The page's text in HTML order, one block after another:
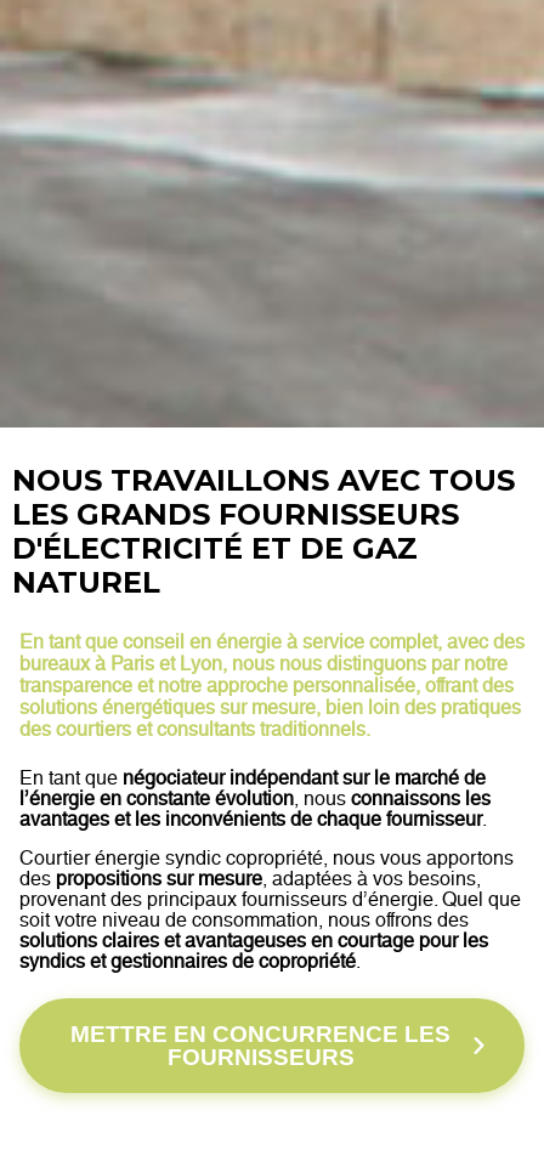
NOUS TRAVAILLONS AVEC TOUS
LES GRANDS FOURNISSEURS
D'ÉLECTRICITÉ ET DE GAZ
NATUREL
En tant que conseil en énergie à service complet, avec des
bureaux à Paris et Lyon, nous nous distinguons par notre
transparence et notre approche personnalisée, offrant des
solutions énergétiques sur mesure, bien loin des pratiques
des courtiers et consultants traditionnels.
En tant que négociateur indépendant sur le marché de
l’énergie en constante évolution, nous connaissons les
avantages et les inconvénients de chaque fournisseur.
Courtier énergie syndic copropriété, nous vous apportons
des propositions sur mesure, adaptées à vos besoins,
provenant des principaux fournisseurs d’énergie. Quel que
soit votre niveau de consommation, nous offrons des
solutions claires et avantageuses en courtage pour les
syndics et gestionnaires de copropriété.
METTRE EN CONCURRENCE LES
FOURNISSEURS